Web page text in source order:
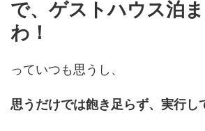
で、ゲストハウス泊
わ！
っていつも思うし、
思うだけでは飽き足らず、実行し